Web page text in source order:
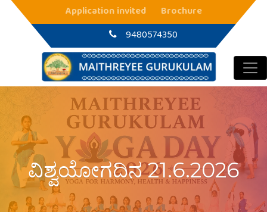
Main Navigation
Application invited
Brochure
9480574350
ವಿಶ್ವಯೋಗದಿನ 21.6.2026